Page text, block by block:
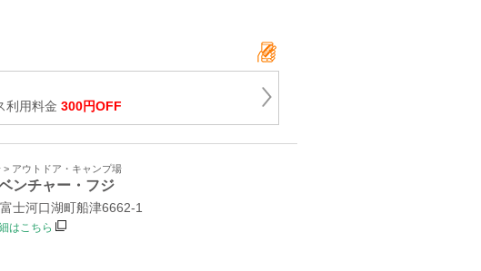
利用料金 300円OFF
> アウトドア・キャンプ場
ンチャー・フジ
士河口湖町船津6662-1
はこちら